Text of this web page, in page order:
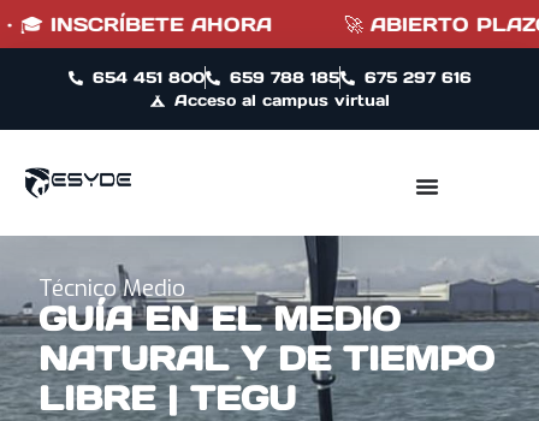
AHORA 🚀 ABIERTO PLAZO DE
654 451 800 659 788 185
675 297 616
Acceso al campus virtual
Técnico Medio
GUÍA EN EL MEDIO
NATURAL Y DE TIEMPO
LIBRE | TEGU